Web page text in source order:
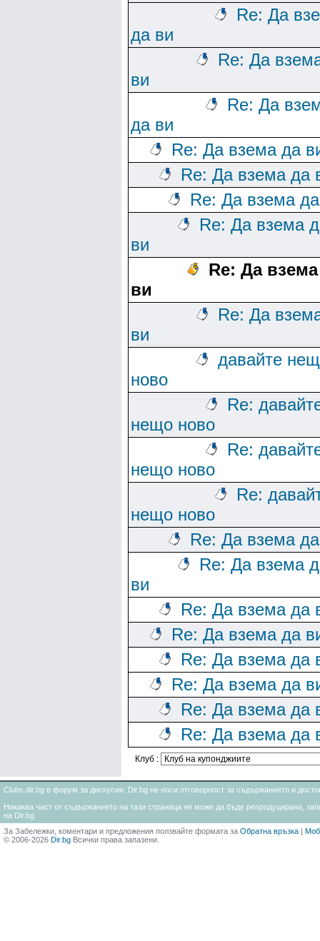
Re: Да
да ви
Re: Да
ви
Re: Да
да ви
Re: Да взема да
Re: Да взема да
Re: Да взема
Re: Да взема
ви
Re: Да
ви
Re: Да
ви
давайте
ново
Re:
нещо ново
Re:
нещо ново
Re:
нещо ново
Re: Да взема
Re: Да взема
ви
Re: Да взема да
Re: Да взема да
Re: Да взема да
Re: Да взема да
Re: Да взема да
Re: Да взема да
Клуб :
Clubs.dir.bg е форум за дискусии. Dir.bg не носи отговорност за съдържанието и
Никаква част от съдържанието на тази страница не може да бъде репродуцирана,
на Dir.bg
За Забележки, коментари и предложения ползвайте формата за Обратна връзка |
© 2006-2026 Dir.bg Всички права запазени.